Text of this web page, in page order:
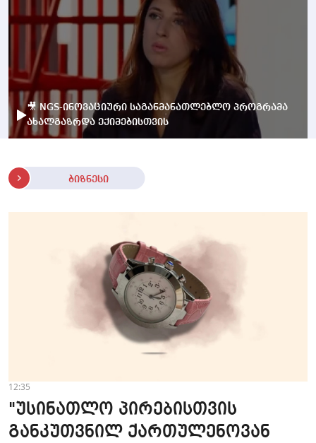
🎥 NGS-ინოვაციური საგანმანათლებლო პროგრამა
ახალგაზრდა ექიმებისთვის
ბიზნესი
12:35
"უსინათლო პირებისთვის
განკუთვნილ ქართულენოვან